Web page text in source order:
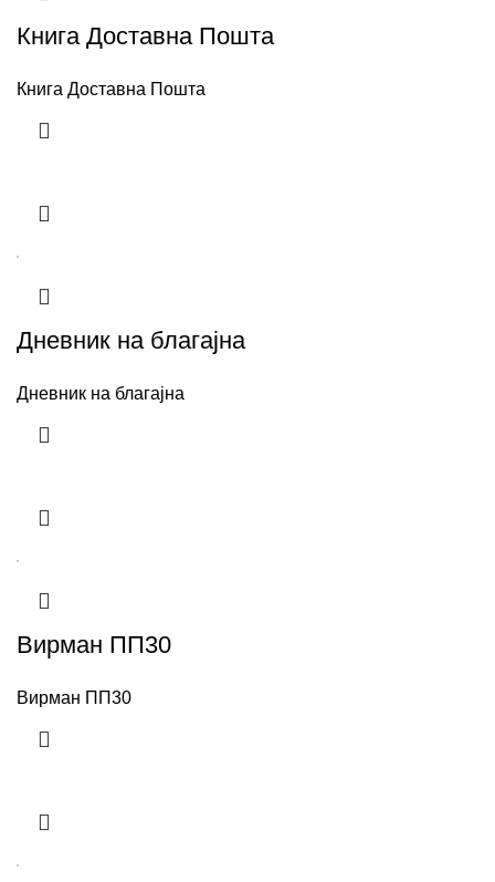
Книга Доставна Пошта
Книга Доставна Пошта
Дневник на благајна
Дневник на благајна
Вирман ПП30
Вирман ПП30